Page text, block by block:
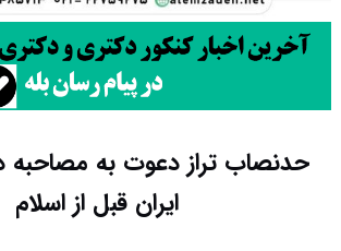
حدنصاب تراز دعوت به مصاحبه
ایران قبل از اسلام